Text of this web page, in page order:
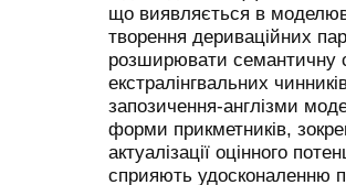
що виявляється в
творення дериваційних
розширювати семантичну
екстралінгвальних
запозичення-англізми
форми прикметників,
актуалізації оцінного
сприяють удосконаленню